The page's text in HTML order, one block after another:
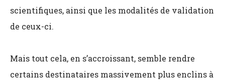
scientifiques, ainsi que les modalités de validation
de ceux-ci.
Mais tout cela, en s’accroissant, semble rendre
certains destinataires massivement plus enclins à